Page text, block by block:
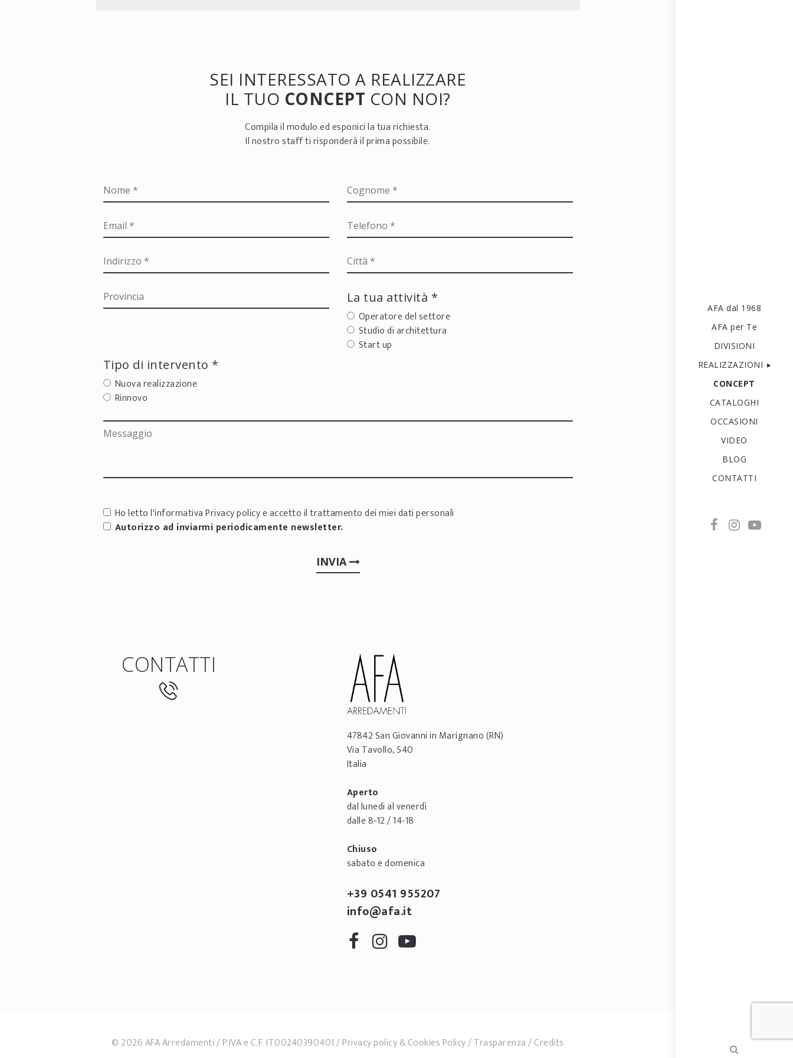
AFA dal 1968
AFA per Te
DIVISIONI
REALIZZAZIONI
CONCEPT
CATALOGHI
OCCASIONI
VIDEO
BLOG
CONTATTI
SEI INTERESSATO A REALIZZARE
IL TUO CONCEPT CON NOI?
Compila il modulo ed esponici la tua richiesta.
Il nostro staff ti risponderà il prima possibile.
La tua attività *
Operatore del settore
Studio di architettura
Start up
Tipo di intervento *
Nuova realizzazione
Rinnovo
Ho letto l'informativaPrivacy policye accetto il trattamento dei miei dati personali
Autorizzo ad inviarmi periodicamente newsletter.
INVIA
CONTATTI
47842San Giovanni in Marignano(RN)
Via Tavollo, 540
Italia
Aperto
dal lunedi al venerdì
dalle 8-12 / 14-18
Chiuso
sabato e domenica
+39 0541 955207
info@afa.it
© 2026 AFA Arredamenti P.IVA e C.F. IT00240390401 Privacy policy&Cookies Policy Trasparenza Credits